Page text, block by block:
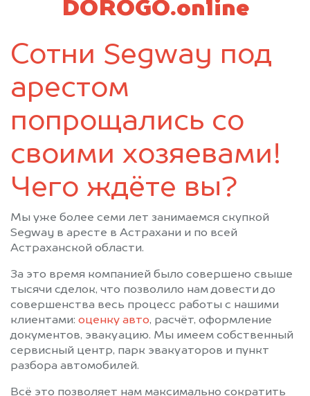
DOROGO.online
Сотни Segway под
арестом
попрощались со
своими хозяевами!
Чего ждёте вы?
Мы уже более семи лет занимаемся скупкой
Segway в аресте в Астрахани и по всей
Астраханской области.
За это время компанией было совершено свыше
тысячи сделок, что позволило нам довести до
совершенства весь процесс работы с нашими
клиентами: оценку авто, расчёт, оформление
документов, эвакуацию. Мы имеем собственный
сервисный центр, парк эвакуаторов и пункт
разбора автомобилей.
Всё это позволяет нам максимально сократить